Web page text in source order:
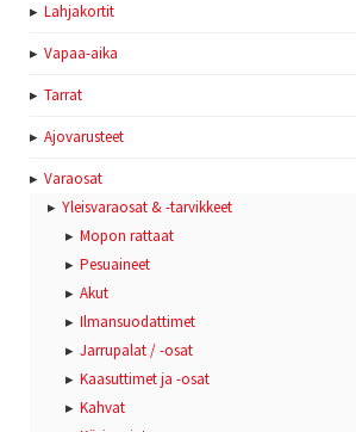
Lahjakortit
Vapaa-aika
Tarrat
Ajovarusteet
Varaosat
Yleisvaraosat & -tarvikkeet
Mopon rattaat
Pesuaineet
Akut
Ilmansuodattimet
Jarrupalat / -osat
Kaasuttimet ja -osat
Kahvat